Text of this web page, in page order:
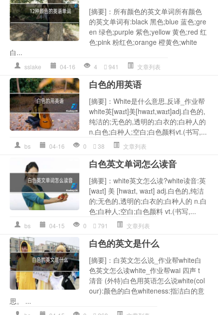
[摘要]：所有颜色的英文单词所有颜色
的英文单词有:black 黑色;blue 蓝色;gre
en 绿色;purple 紫色;yellow 黄色;red 红
色;pink 粉红色;orange 橙黄色;white
白...
sslake 04-16 4 941 文章列表
白色的用英语
[摘要]：White是什么意思,反译_作业帮
white英[waɪt]美[hwaɪt,waɪt]adj.白色的,
纯洁的;无色的,透明的;白衣的;白种人的
n.白色;白种人;空白;白色颜料vt.(书写,...
bs 04-16 0 38 文章列表
白色英文单词怎么读音
[摘要]：white英文怎么读?white读音:英
[waɪt] 美 [hwaɪt, waɪt] adj.白色的,纯洁
的;无色的,透明的;白衣的;白种人的 n.白
色;白种人;空白;白色颜料 vt.(书写,...
bs 04-15 0 791 文章列表
白色的英文是什么
[摘要]：白英文怎么说_作业帮white白
色英文怎么读white_作业帮wai 四声 t
清音 (外特)白色用英语怎么说white(col
our):颜色的白色whiteness:指洁白的意
思。 ...